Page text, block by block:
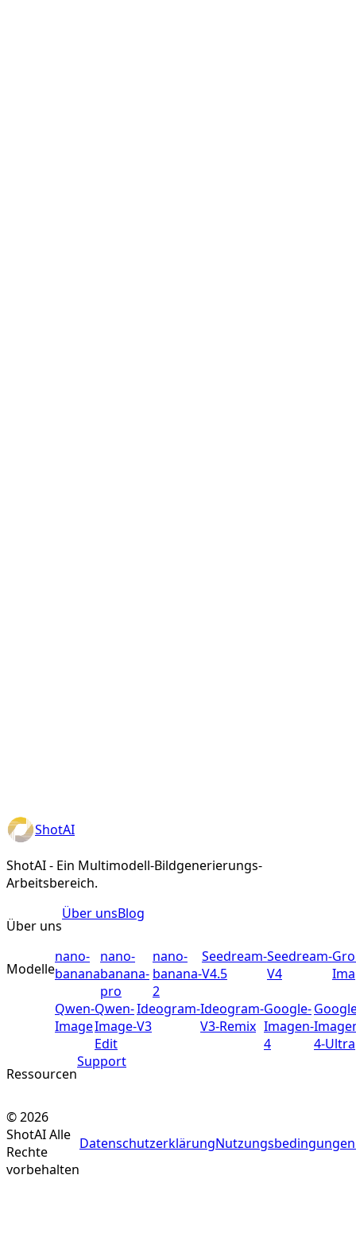
ShotAI
ShotAI - Ein Multimodell-Bildgenerierungs-
Arbeitsbereich.
Über uns
Über unsBlog
Modelle
nano-
banana
nano-
banana-
pro
nano-
banana-
2
Seedream-
V4.5
Seedream-
V4
Qwen-
Image
Qwen-
Image-
Edit
Ideogram-
V3
Ideogram-
V3-Remix
Google-
Imagen-
4
4-Ultra
Ressourcen
Support
©2026
ShotAIAlle
Rechte
vorbehalten
DatenschutzerklärungNutzungsbedingungen